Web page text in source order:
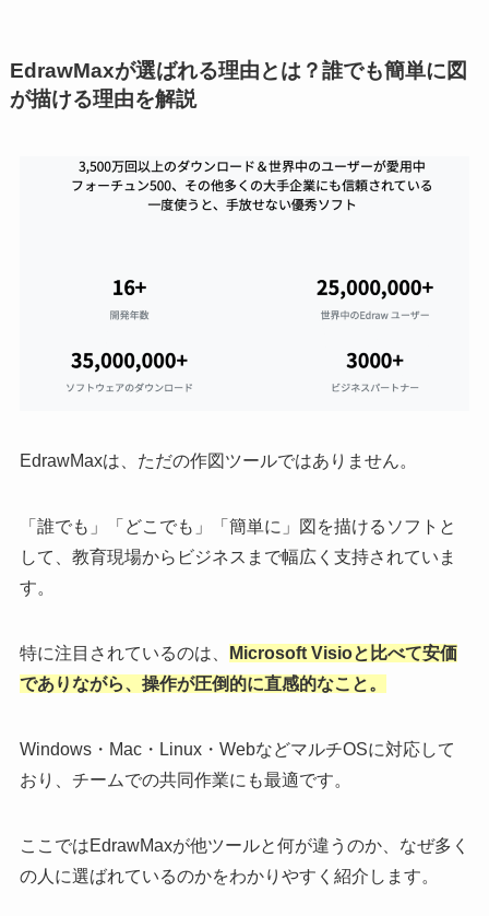
EdrawMaxが選ばれる理由とは？誰でも簡単に図
が描ける理由を解説
EdrawMaxは、ただの作図ツールではありません。
「誰でも」「どこでも」「簡単に」図を描けるソフトと
して、教育現場からビジネスまで幅広く支持されていま
す。
特に注目されているのは、
Microsoft Visioと比べて安価
でありながら、操作が圧倒的に直感的なこと。
Windows・Mac・Linux・WebなどマルチOSに対応して
おり、チームでの共同作業にも最適です。
ここではEdrawMaxが他ツールと何が違うのか、なぜ多く
の人に選ばれているのかをわかりやすく紹介します。